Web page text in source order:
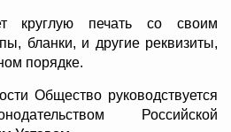
круглую печать со своим
бланки, и другие реквизиты,
порядке.
Общество руководствуется
Российской